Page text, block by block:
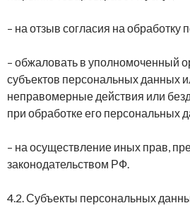
– на отзыв согласия на
– обжаловать в уполномоченный
субъектов персональных данных
неправомерные действия или
при обработке его персональных
– на осуществление иных прав,
законодательством РФ.
4.2. Субъекты персональных